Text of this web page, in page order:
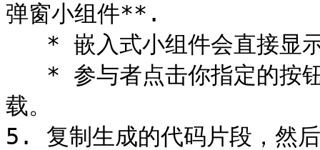
弹窗小组件**.
载。
5. 复制生成的代码片段，然